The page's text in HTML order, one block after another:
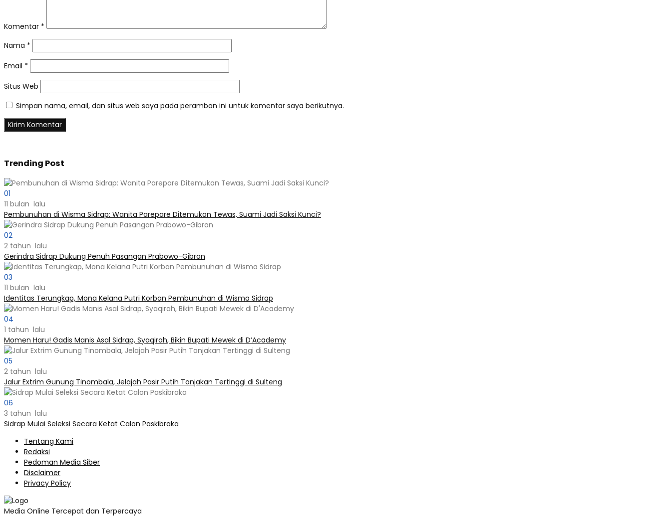
Komentar *
Nama *
Email *
Situs Web
Simpan nama, email, dan situs web saya pada peramban ini untuk komentar saya berikutnya.
Trending Post
01
11 bulan lalu
Pembunuhan di Wisma Sidrap: Wanita Parepare Ditemukan Tewas, Suami Jadi Saksi Kunci?
02
2 tahun lalu
Gerindra Sidrap Dukung Penuh Pasangan Prabowo-Gibran
03
11 bulan lalu
Identitas Terungkap, Mona Kelana Putri Korban Pembunuhan di Wisma Sidrap
04
1 tahun lalu
Momen Haru! Gadis Manis Asal Sidrap, Syaqirah, Bikin Bupati Mewek di D’Academy​
05
2 tahun lalu
Jalur Extrim Gunung Tinombala, Jelajah Pasir Putih Tanjakan Tertinggi di Sulteng
06
3 tahun lalu
Sidrap Mulai Seleksi Secara Ketat Calon Paskibraka
Tentang Kami
Redaksi
Pedoman Media Siber
Disclaimer
Privacy Policy
Media Online Tercepat dan Terpercaya